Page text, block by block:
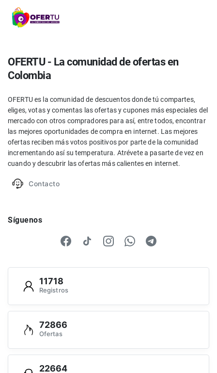
OFERTU - La comunidad de ofertas en
Colombia
OFERTU es la comunidad de descuentos donde tú compartes,
eliges, votas y comentas las ofertas y cupones más especiales del
mercado con otros compradores para así, entre todos, encontrar
las mejores oportunidades de compra en internet. Las mejores
ofertas reciben más votos positivos por parte de la comunidad
incrementando así su temperatura. Atrévete a pasarte de vez en
cuando y descubrir las ofertas más calientes en internet.
Contacto
Síguenos
11718
Registros
72866
Ofertas
22664